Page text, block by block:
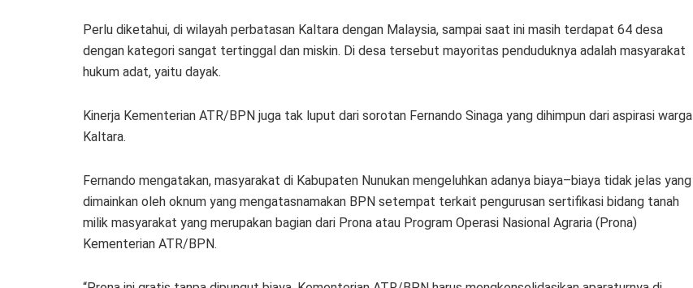
Perlu diketahui, di wilayah perbatasan Kaltara dengan Malaysia, sampai saat ini masih terdapat 64 desa
dengan kategori sangat tertinggal dan miskin. Di desa tersebut mayoritas penduduknya adalah masyarakat
hukum adat, yaitu dayak.
Kinerja Kementerian ATR/BPN juga tak luput dari sorotan Fernando Sinaga yang dihimpun dari aspirasi warga
Kaltara.
Fernando mengatakan, masyarakat di Kabupaten Nunukan mengeluhkan adanya biaya–biaya tidak jelas yang
dimainkan oleh oknum yang mengatasnamakan BPN setempat terkait pengurusan sertifikasi bidang tanah
milik masyarakat yang merupakan bagian dari Prona atau Program Operasi Nasional Agraria (Prona)
Kementerian ATR/BPN.